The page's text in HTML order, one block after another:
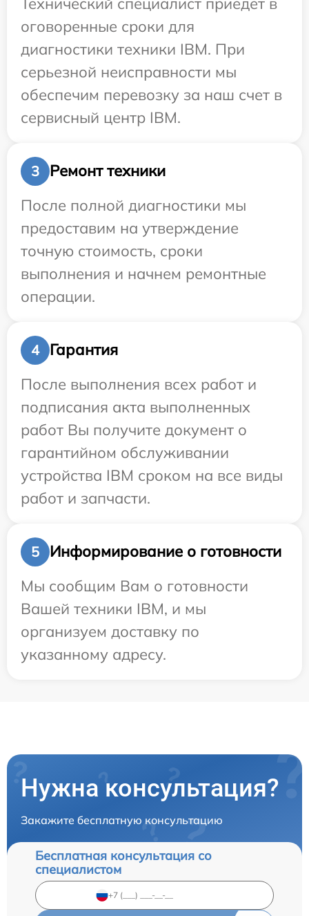
оговоренные сроки для
диагностики техники IBM. При
серьезной неисправности мы
обеспечим перевозку за наш счет в
сервисный центр IBM.
3
Ремонт техники
После полной диагностики мы
предоставим на утверждение
точную стоимость, сроки
выполнения и начнем ремонтные
операции.
4
Гарантия
После выполнения всех работ и
подписания акта выполненных
работ Вы получите документ о
гарантийном обслуживании
устройства IBM сроком на все виды
работ и запчасти.
5
Информирование о готовности
Мы сообщим Вам о готовности
Вашей техники IBM, и мы
организуем доставку по
указанному адресу.
Нужна консультация?
Закажите бесплатную консультацию
Бесплатная консультация со
специалистом